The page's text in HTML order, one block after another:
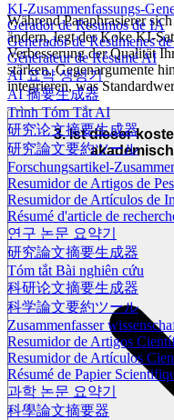
KI-Zusammenfassungs-
Gerador de Resumos de IA
Generador de Resúmenes
Générateur de Résumé AI
AI 요약 생성기
AI 摘要生成器
Trình Tóm Tắt AI
研究论文摘要生成器
研究論文要約ツール
Forschungsartikel-
Resumidor de Artigos de
Resumidor de Artículos de
Résumé d'article de
연구 논문 요약기
研究論文摘要生成器
Tóm tắt Bài nghiên cứu
科研论文摘要生成器
科学論文要約ツール
Zusammenfasser
Resumidor de Artigos
Resumidor de Artículos
Résumé de Papier
과학 논문 요약기
科學論文摘要器
Während Paraphrasierer
ändern, legt der Koke KI-
Verbesserung der Qualität
stärken, Gegenargumente
integrieren, was
3. Ist dieser